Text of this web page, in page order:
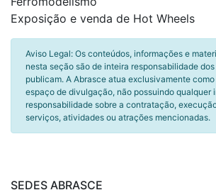
Exposição e venda de Hot Wheels
Aviso Legal: Os conteúdos, informações e
nesta seção são de inteira responsabilidade
publicam. A Abrasce atua exclusivamente
espaço de divulgação, não possuindo qualquer
responsabilidade sobre a contratação,
serviços, atividades ou atrações mencionadas.
SEDES ABRASCE